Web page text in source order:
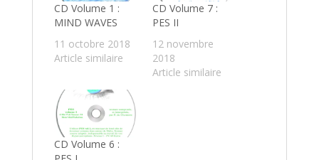
CD Volume 1 :
MIND WAVES
11 octobre 2018
Article similaire
CD Volume 7 :
PES II
12 novembre
2018
Article similaire
CD Volume 6 :